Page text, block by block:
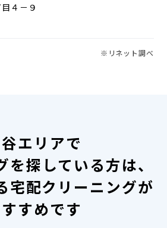
４－９
※リネット調べ
エリアで
を探している方は、
宅配クリーニングが
すめです